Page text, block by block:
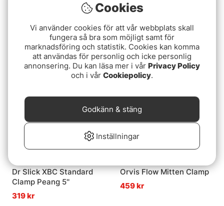
Guideline Pike Forceps
339 kr
Loon Classic Forceps
239 kr
Dr Slick XBC Standard
Clamp Peang 5''
319 kr
Orvis Flow Mitten Clamp
459 kr
Cookies
Vi använder cookies för att vår webbplats skall
fungera så bra som möjligt samt för
marknadsföring och statistik. Cookies kan komma
att användas för personlig och icke personlig
annonsering. Du kan läsa mer i vår Privacy Policy
och i vår Cookiepolicy.
Inställningar
Godkänn & stäng